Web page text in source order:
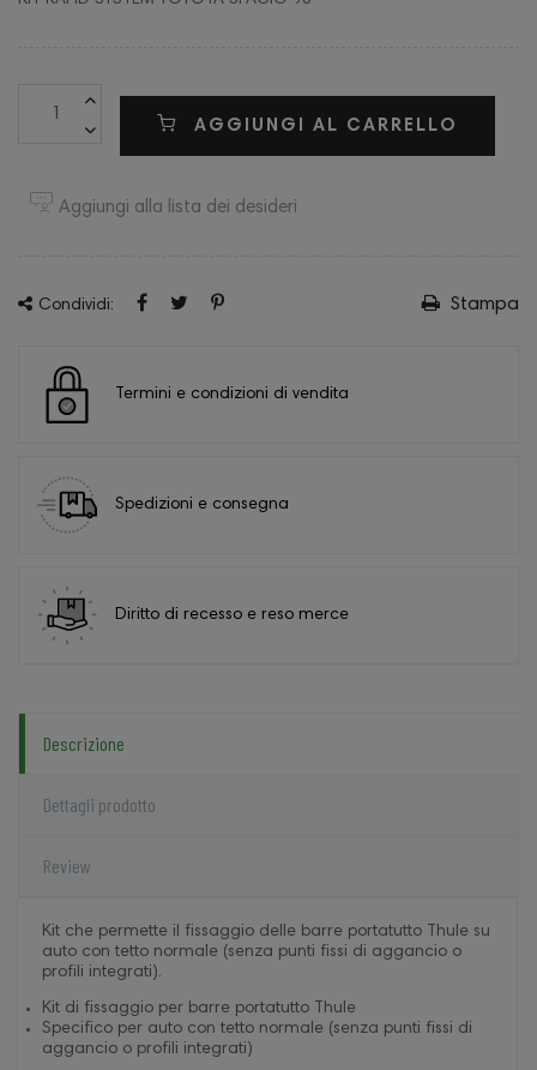
AGGIUNGI AL CARRELLO
Aggiungi alla lista dei desideri
Condividi: Stampa
Termini e condizioni di vendita
Spedizioni e consegna
Diritto di recesso e reso merce
Descrizione
Dettagli prodotto
Review
Kit che permette il fissaggio delle barre portatutto Thule su
auto con tetto normale (senza punti fissi di aggancio o
profili integrati).
Kit di fissaggio per barre portatutto Thule
Specifico per auto con tetto normale (senza punti fissi di
aggancio o profili integrati)